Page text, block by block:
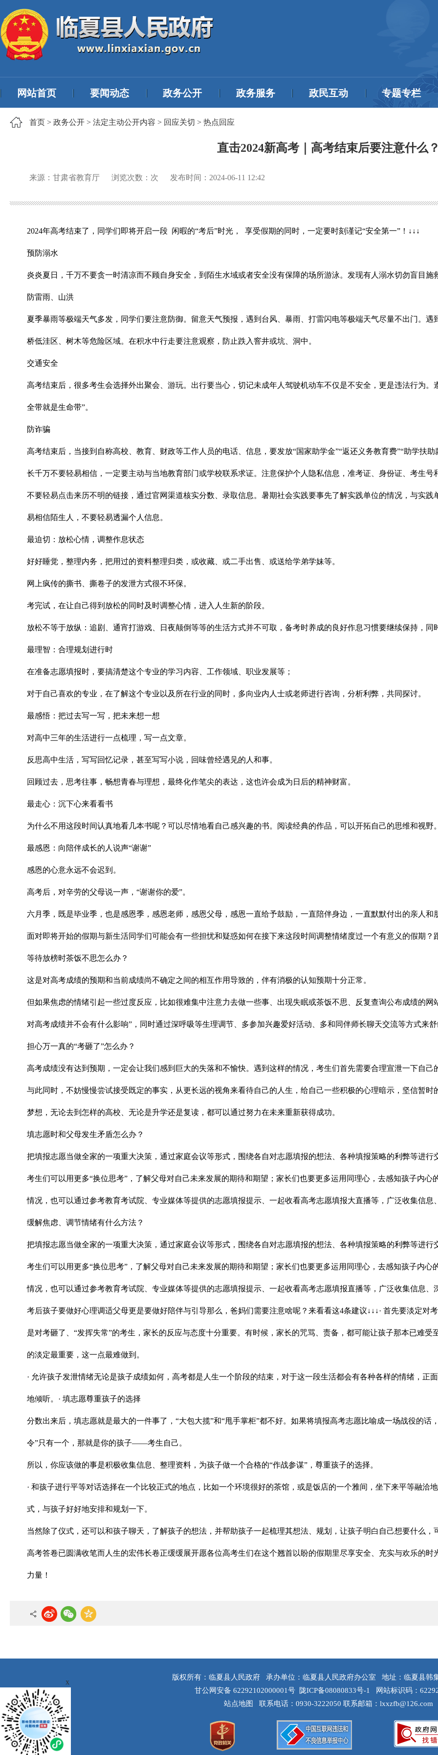
网站首页 要闻动态 政务公开 政务服务 政民互动 专题专栏
首页 > 政务公开 > 法定主动公开内容 > 回应关切 > 热点回应
直击2024新高考｜高考结束后要注意什么
来源：甘肃省教育厅 浏览次数： 次 发布时间： 2024-06-11 12:42
2024年高考结束了，同学们即将开启一段 闲暇的“考后”时光， 享受假期的同时，一定要时刻谨记“安全第一”！↓↓↓
预防溺水
炎炎夏日，千万不要贪一时清凉而不顾自身安全，到陌生水域或者安全没有保障的场所游泳。发现有人溺水切勿盲目施
防雷雨、山洪
夏季暴雨等极端天气多发，同学们要注意防御。留意天气预报，遇到台风、暴雨、打雷闪电等极端天气尽量不出门。
桥低洼区、树木等危险区域。在积水中行走要注意观察，防止跌入窨井或坑、洞中。
交通安全
高考结束后，很多考生会选择外出聚会、游玩。出行要当心，切记未成年人驾驶机动车不仅是不安全，更是违法行为
全带就是生命带”。
防诈骗
高考结束后，当接到自称高校、教育、财政等工作人员的电话、信息，要发放“国家助学金”“返还义务教育费”“助学扶
长千万不要轻易相信，一定要主动与当地教育部门或学校联系求证。注意保护个人隐私信息，准考证、身份证、考生
不要轻易点击来历不明的链接，通过官网渠道核实分数、录取信息。暑期社会实践要事先了解实践单位的情况，与实
易相信陌生人，不要轻易透漏个人信息。
最迫切：放松心情，调整作息状态
好好睡觉，整理内务，把用过的资料整理归类，或收藏、或二手出售、或送给学弟学妹等。
网上疯传的撕书、撕卷子的发泄方式很不环保。
考完试，在让自己得到放松的同时及时调整心情，进入人生新的阶段。
放松不等于放纵：追剧、通宵打游戏、日夜颠倒等等的生活方式并不可取，备考时养成的良好作息习惯要继续保持，
最理智：合理规划进行时
在准备志愿填报时，要搞清楚这个专业的学习内容、工作领域、职业发展等；
对于自己喜欢的专业，在了解这个专业以及所在行业的同时，多向业内人士或老师进行咨询，分析利弊，共同探讨。
最感悟：把过去写一写，把未来想一想
对高中三年的生活进行一点梳理，写一点文章。
反思高中生活，写写回忆记录，甚至写写小说，回味曾经遇见的人和事。
回顾过去，思考往事，畅想青春与理想，最终化作笔尖的表达，这也许会成为日后的精神财富。
最走心：沉下心来看看书
为什么不用这段时间认真地看几本书呢？可以尽情地看自己感兴趣的书。阅读经典的作品，可以开拓自己的思维和视野
最感恩：向陪伴成长的人说声“谢谢”
感恩的心意永远不会迟到。
高考后，对辛劳的父母说一声，“谢谢你的爱”。
六月季，既是毕业季，也是感恩季，感恩老师，感恩父母，感恩一直给予鼓励，一直陪伴身边，一直默默付出的亲人和
面对即将开始的假期与新生活同学们可能会有一些担忧和疑惑如何在接下来这段时间调整情绪度过一个有意义的假期？
等待放榜时茶饭不思怎么办？
这是对高考成绩的预期和当前成绩尚不确定之间的相互作用导致的，伴有消极的认知预期十分正常。
但如果焦虑的情绪引起一些过度反应，比如很难集中注意力去做一些事、出现失眠或茶饭不思、反复查询公布成绩的
对高考成绩并不会有什么影响”，同时通过深呼吸等生理调节、多参加兴趣爱好活动、多和同伴师长聊天交流等方式来
担心万一真的“考砸了”怎么办？
高考成绩没有达到预期，一定会让我们感到巨大的失落和不愉快。遇到这样的情况，考生们首先需要合理宣泄一下自己
与此同时，不妨慢慢尝试接受既定的事实，从更长远的视角来看待自己的人生，给自己一些积极的心理暗示，坚信暂
梦想，无论去到怎样的高校、无论是升学还是复读，都可以通过努力在未来重新获得成功。
填志愿时和父母发生矛盾怎么办？
把填报志愿当做全家的一项重大决策，通过家庭会议等形式，围绕各自对志愿填报的想法、各种填报策略的利弊等进行
考生们可以用更多“换位思考”，了解父母对自己未来发展的期待和期望；家长们也要更多运用同理心，去感知孩子内
情况，也可以通过参考教育考试院、专业媒体等提供的志愿填报提示、一起收看高考志愿填报大直播等，广泛收集信息
缓解焦虑、调节情绪有什么方法？
把填报志愿当做全家的一项重大决策，通过家庭会议等形式，围绕各自对志愿填报的想法、各种填报策略的利弊等进行
考生们可以用更多“换位思考”，了解父母对自己未来发展的期待和期望；家长们也要更多运用同理心，去感知孩子内
情况，也可以通过参考教育考试院、专业媒体等提供的志愿填报提示、一起收看高考志愿填报直播等，广泛收集信息、
考后孩子要做好心理调适父母更是要做好陪伴与引导那么，爸妈们需要注意啥呢？来看看这4条建议↓↓↓· 首先要淡定对
是对考砸了、“发挥失常”的考生，家长的反应与态度十分重要。有时候，家长的咒骂、责备，都可能让孩子那本已难
的淡定最重要，这一点最难做到。
· 允许孩子发泄情绪无论是孩子成绩如何，高考都是人生一个阶段的结束，对于这一段生活都会有各种各样的情绪，正
地倾听。· 填志愿尊重孩子的选择
分数出来后，填志愿就是最大的一件事了，“大包大揽”和“甩手掌柜”都不好。如果将填报高考志愿比喻成一场战役的话
令”只有一个，那就是你的孩子——考生自己。
所以，你应该做的事是积极收集信息、整理资料，为孩子做一个合格的“作战参谋”，尊重孩子的选择。
· 和孩子进行平等对话选择在一个比较正式的地点，比如一个环境很好的茶馆，或是饭店的一个雅间，坐下来平等融洽
式，与孩子好好地安排和规划一下。
当然除了仪式，还可以和孩子聊天，了解孩子的想法，并帮助孩子一起梳理其想法、规划，让孩子明白自己想要什么
高考答卷已圆满收笔而人生的宏伟长卷正缓缓展开愿各位高考生们在这个翘首以盼的假期里尽享安全、充实与欢乐的
力量！
版权所有：临夏县人民政府 承办单位：临夏县人民政府办公室
地址：临夏县韩
甘公网安备 62292102000001号
陇ICP备08080833号-1
网站标识码：
站点地图
联系电话：0930-3222050 联系邮箱：lxxzfb@126.com
x